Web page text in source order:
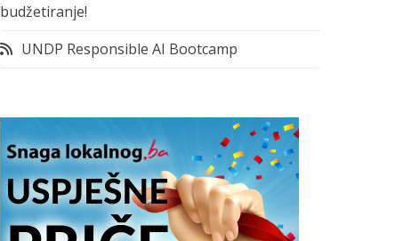
budžetiranje!
UNDP Responsible AI Bootcamp